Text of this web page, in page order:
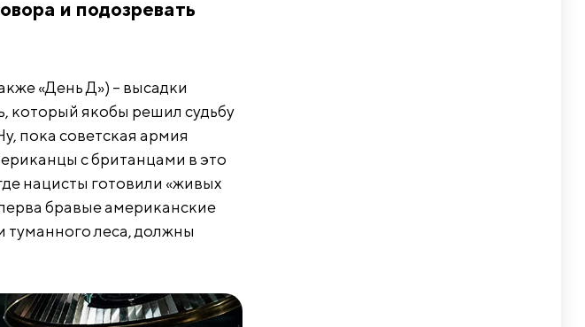
и подозревать
«День Д») – высадки
который якобы решил судьбу
пока советская армия
с британцами в это
нацисты готовили «живых
бравые американские
туманного леса, должны